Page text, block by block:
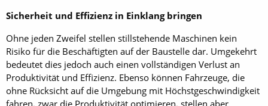
Sicherheit und Effizienz in Einklang bringen
Ohne jeden Zweifel stellen stillstehende Maschinen kein
Risiko für die Beschäftigten auf der Baustelle dar. Umgekehrt
bedeutet dies jedoch auch einen vollständigen Verlust an
Produktivität und Effizienz. Ebenso können Fahrzeuge, die
ohne Rücksicht auf die Umgebung mit Höchstgeschwindigkeit
fahren, zwar die Produktivität optimieren, stellen aber